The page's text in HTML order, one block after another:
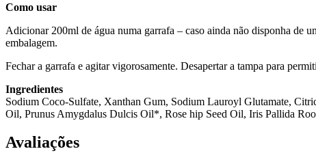
Como usar
Adicionar 200ml de água numa garrafa – caso ainda não disponha de
embalagem.
Fechar a garrafa e agitar vigorosamente. Desapertar a tampa para
Ingredientes
Sodium Coco-Sulfate, Xanthan Gum, Sodium Lauroyl Glutamate,
Oil, Prunus Amygdalus Dulcis Oil*, Rose hip Seed Oil, Iris Pallida
Avaliações